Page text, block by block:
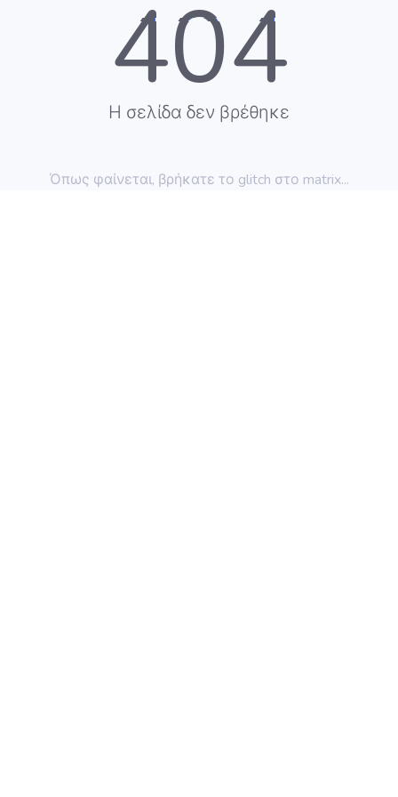
404
Η σελίδα δεν βρέθηκε
Όπως φαίνεται, βρήκατε το glitch στο matrix...